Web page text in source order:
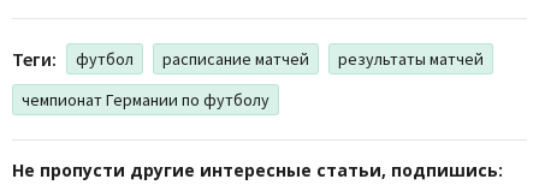
Теги: футбол расписание матчей
результаты матчей
чемпионат Германии по футболу
Не пропусти другие интересные статьи, подпишись: